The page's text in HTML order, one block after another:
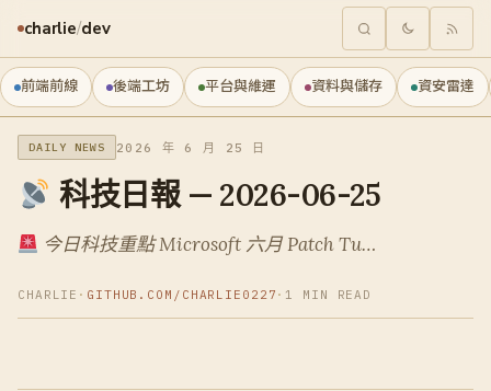
charlie/dev
前端前線 後端工坊 平台與維運 資料與儲存 資安雷達
DAILY NEWS 2026 年 6 月 25 日
科技日報 — 2026-06-25
今日科技重點 Microsoft 六月 Patch Tu…
CHARLIE · GITHUB.COM/CHARLIE0227 · 1 MIN READ